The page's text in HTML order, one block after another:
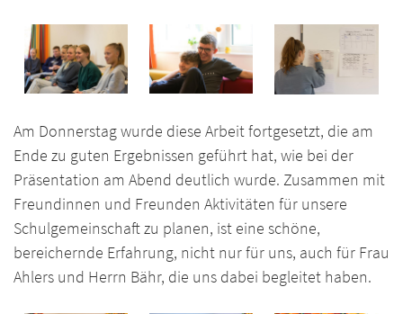
Am Donnerstag wurde diese Arbeit fortgesetzt, die am
Ende zu guten Ergebnissen geführt hat, wie bei der
Präsentation am Abend deutlich wurde. Zusammen mit
Freundinnen und Freunden Aktivitäten für unsere
Schulgemeinschaft zu planen, ist eine schöne,
bereichernde Erfahrung, nicht nur für uns, auch für Frau
Ahlers und Herrn Bähr, die uns dabei begleitet haben.